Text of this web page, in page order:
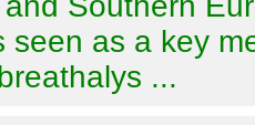
seen as a key
...